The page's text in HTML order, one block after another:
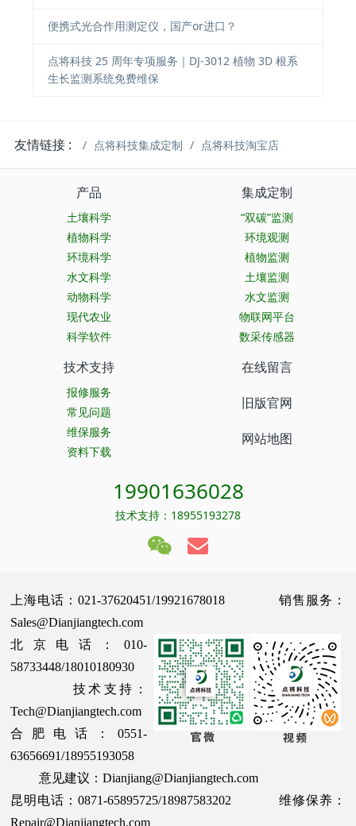
便携式光合作用测定仪，国产or进口？
点将科技 25 周年专项服务｜DJ-3012 植物 3D 根系
生长监测系统免费维保
友情链接 : 点将科技集成定制 点将科技淘宝店
产品
土壤科学
植物科学
环境科学
水文科学
动物科学
现代农业
科学软件
集成定制
“双碳”监测
环境观测
植物监测
土壤监测
水文监测
物联网平台
数采传感器
技术支持
报修服务
常见问题
维保服务
资料下载
在线留言
旧版官网
网站地图
19901636028
技术支持：18955193278
上海电话：021-37620451/19921678018 销售服务：
Sales@Dianjiangtech.com
北京电话：010-
58733448/18010180930
技术支持：
Tech@Dianjiangtech.com
合肥电话：0551-
63656691/18955193058
意见建议：Dianjiang@Dianjiangtech.com
昆明电话：0871-65895725/18987583202 维修保养：
Repair@Dianjiangtech.com